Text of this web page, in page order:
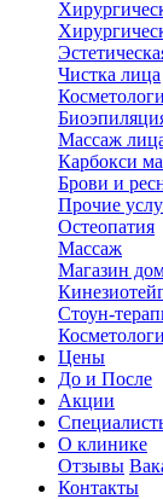
Чистка лица
Массаж
Карбокси
Брови и
Прочие
Остеопатия
Массаж
Магазин
Стоун-
Цены
До и После
Акции
О клинике
Отзывы
Контакты